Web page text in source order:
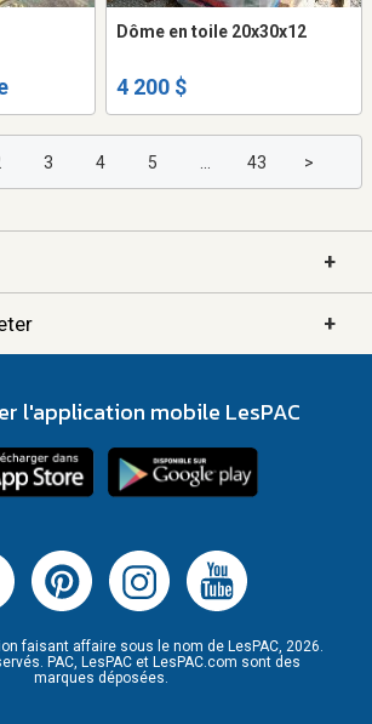
Dôme en toile 20x30x12
4 200 $
3 4 5 43 >
+
+
l'application mobile LesPAC
faisant affaire sous le nom de LesPAC, 2026.
PAC, LesPAC et LesPAC.com sont des
marques déposées.